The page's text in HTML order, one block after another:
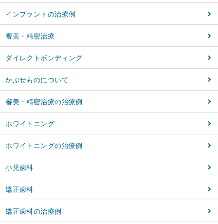
インプラントの治療例
審美・精密治療
ダイレクトボンディング
かぶせものについて
審美・精密治療の治療例
ホワイトニング
ホワイトニングの治療例
小児歯科
矯正歯科
矯正歯科の治療例